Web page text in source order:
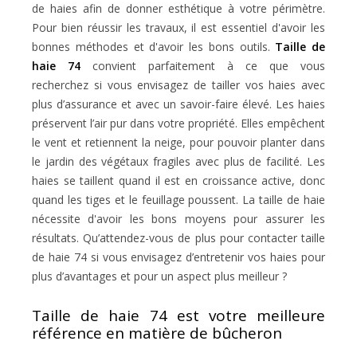
de haies afin de donner esthétique à votre périmètre.
Pour bien réussir les travaux, il est essentiel d'avoir les
bonnes méthodes et d'avoir les bons outils. Taille de
haie 74 convient parfaitement à ce que vous
recherchez si vous envisagez de tailler vos haies avec
plus d’assurance et avec un savoir-faire élevé. Les haies
préservent l’air pur dans votre propriété. Elles empêchent
le vent et retiennent la neige, pour pouvoir planter dans
le jardin des végétaux fragiles avec plus de facilité. Les
haies se taillent quand il est en croissance active, donc
quand les tiges et le feuillage poussent. La taille de haie
nécessite d'avoir les bons moyens pour assurer les
résultats. Qu’attendez-vous de plus pour contacter taille
de haie 74 si vous envisagez d’entretenir vos haies pour
plus d’avantages et pour un aspect plus meilleur ?
Taille de haie 74 est votre meilleure
référence en matière de bûcheron